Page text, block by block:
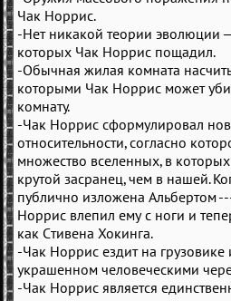
Чак Норрис.
-Нет никакой теории эволюции
которых Чак Норрис пощадил.
-Обычная жилая комната
которыми Чак Норрис может
комнату.
-Чак Норрис сформулировал
относительности, согласно
множество вселенных, в
крутой засранец, чем в нашей.
публично изложена Альбертом
Норрис влепил ему с ноги и
как Стивена Хокинга.
-Чак Норрис ездит на
украшенном человеческими
-Чак Норрис является